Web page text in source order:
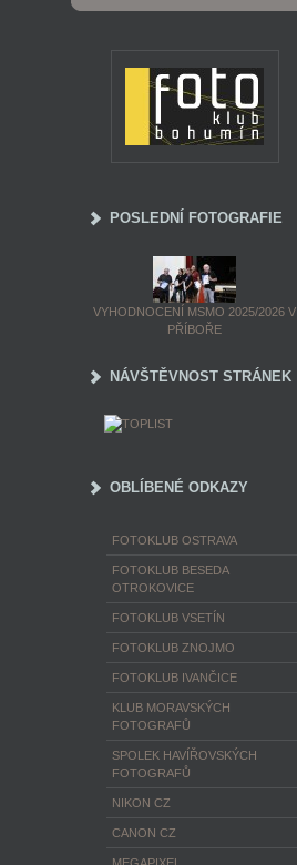
POSLEDNÍ FOTOGRAFIE
VYHODNOCENÍ MSMO 2025/2026 V
PŘÍBOŘE
NÁVŠTĚVNOST STRÁNEK
OBLÍBENÉ ODKAZY
FOTOKLUB OSTRAVA
FOTOKLUB BESEDA
OTROKOVICE
FOTOKLUB VSETÍN
FOTOKLUB ZNOJMO
FOTOKLUB IVANČICE
KLUB MORAVSKÝCH
FOTOGRAFŮ
SPOLEK HAVÍŘOVSKÝCH
FOTOGRAFŮ
NIKON CZ
CANON CZ